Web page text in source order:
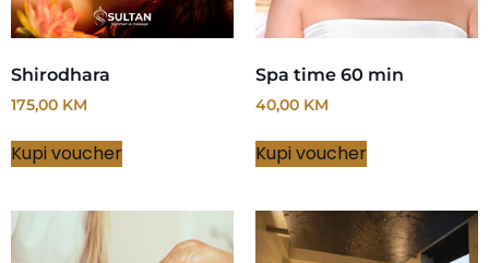
Shirodhara
175,00 KM
Kupi voucher
Spa time 60 min
40,00 KM
Kupi voucher